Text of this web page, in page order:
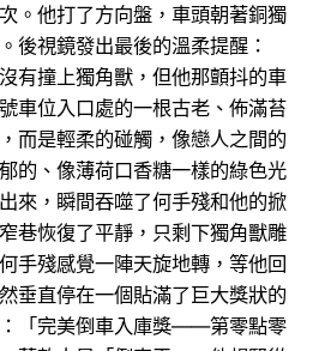
。他打了方向盤，車頭朝著銅獨
後視鏡發出最後的溫柔提醒：
有撞上獨角獸，但他那顫抖的車
車位入口處的一根古老、佈滿苔
而是輕柔的碰觸，像戀人之間的
的、像薄荷口香糖一樣的綠色光
來，瞬間吞噬了何手殘和他的掀
巷恢復了平靜，只剩下獨角獸雕
手殘感覺一陣天旋地轉，等他回
垂直停在一個貼滿了巨大獎狀的
「完美倒車入庫獎——第零點零